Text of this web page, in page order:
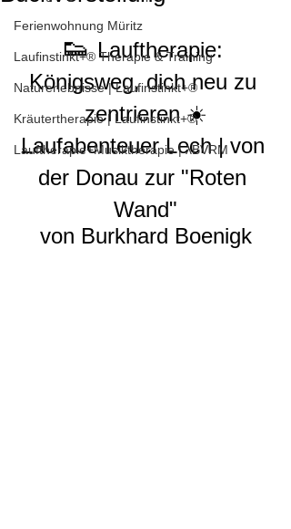
Ferienwohnung Müritz
Laufinstinkt+® Therapie & Training
Naturerlebnisse | Laufinstinkt+®
Kräutertherapie | Laufinstinkt+®
Lauftherapie+Musiktherapie | λBVRM
👟 Lauftherapie:
Königsweg, dich neu zu
zentrieren ☀️
Laufabenteuer Lech | von
der Donau zur "Roten
Wand"
von Burkhard Boenigk